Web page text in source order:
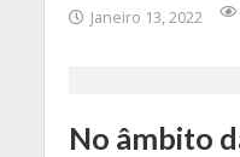
Janeiro 13, 2022
No âmbito